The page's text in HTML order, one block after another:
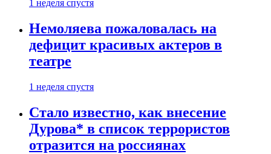
1 неделя спустя
Немоляева пожаловалась на
дефицит красивых актеров в
театре
1 неделя спустя
Стало известно, как внесение
Дурова* в список террористов
отразится на россиянах